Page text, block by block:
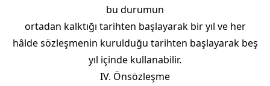
bu durumun
ortadan kalktığı tarihten başlayarak bir yıl ve her
hâlde sözleşmenin kurulduğu tarihten başlayarak beş
yıl içinde kullanabilir.
IV. Önsözleşme